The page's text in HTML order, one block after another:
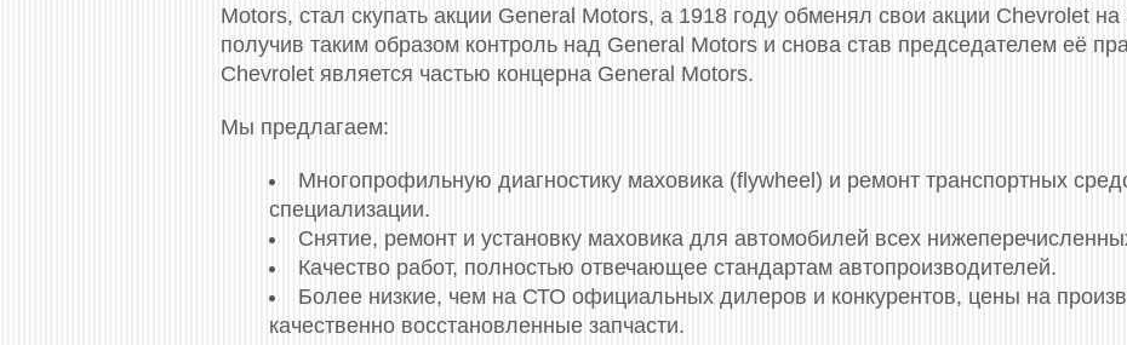
Motors, стал скупать акции General Motors, а 1918 году обменял свои акции Chevrolet
получив таким образом контроль над General Motors и снова став председателем её
Chevrolet является частью концерна General Motors.
Мы предлагаем:
Многопрофильную диагностику маховика (flywheel) и ремонт транспортных
специализации.
Снятие, ремонт и установку маховика для автомобилей всех
Качество работ, полностью отвечающее стандартам автопроизводителей.
Более низкие, чем на СТО официальных дилеров и конкурентов, цены на
качественно восстановленные запчасти.